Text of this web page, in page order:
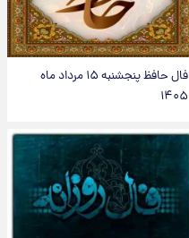
فال حافظ پنجشنبه ۱۵ مرداد ماه
۱۴۰۵